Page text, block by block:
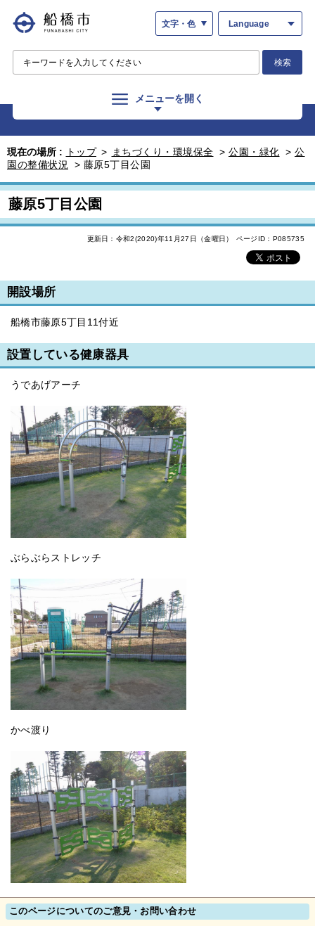
文字・色 Language
検索
メニューを開く
現在の場所 : トップ > まちづくり・環境保全 > 公園・緑化 > 公
園の整備状況
> 藤原5丁目公園
藤原5丁目公園
更新日：令和2(2020)年11月27日（金曜日） ページID：P085735
開設場所
船橋市藤原5丁目11付近
設置している健康器具
うであげアーチ
ぶらぶらストレッチ
かべ渡り
このページについてのご意見・お問い合わせ